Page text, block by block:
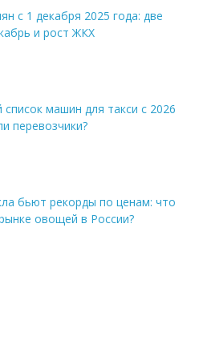
с 1 декабря 2025 года: две
и рост ЖКХ
машин для такси с 2026
перевозчики?
бьют рекорды по ценам: что
овощей в России?